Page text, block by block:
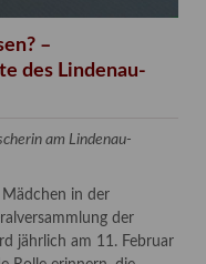
–
des Lindenau-
am Lindenau-
in der
der
jährlich am 11. Februar